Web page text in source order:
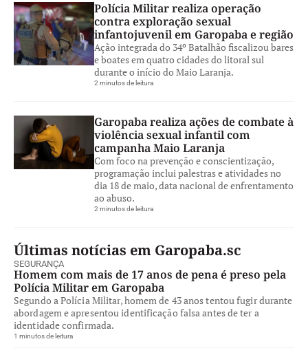
Polícia Militar realiza operação
contra exploração sexual
infantojuvenil em Garopaba e região
Ação integrada do 34º Batalhão fiscalizou bares
e boates em quatro cidades do litoral sul
durante o início do Maio Laranja.
2 minutos de leitura
Garopaba realiza ações de combate à
violência sexual infantil com
campanha Maio Laranja
Com foco na prevenção e conscientização,
programação inclui palestras e atividades no
dia 18 de maio, data nacional de enfrentamento
ao abuso.
2 minutos de leitura
Últimas notícias em Garopaba.sc
SEGURANÇA
Homem com mais de 17 anos de pena é preso pela
Polícia Militar em Garopaba
Segundo a Polícia Militar, homem de 43 anos tentou fugir durante
abordagem e apresentou identificação falsa antes de ter a
identidade confirmada.
1 minutos de leitura